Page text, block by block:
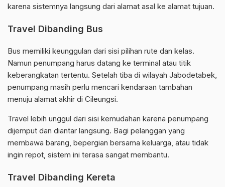
karena sistemnya langsung dari alamat asal ke alamat tujuan.
Travel Dibanding Bus
Bus memiliki keunggulan dari sisi pilihan rute dan kelas.
Namun penumpang harus datang ke terminal atau titik
keberangkatan tertentu. Setelah tiba di wilayah Jabodetabek,
penumpang masih perlu mencari kendaraan tambahan
menuju alamat akhir di Cileungsi.
Travel lebih unggul dari sisi kemudahan karena penumpang
dijemput dan diantar langsung. Bagi pelanggan yang
membawa barang, bepergian bersama keluarga, atau tidak
ingin repot, sistem ini terasa sangat membantu.
Travel Dibanding Kereta